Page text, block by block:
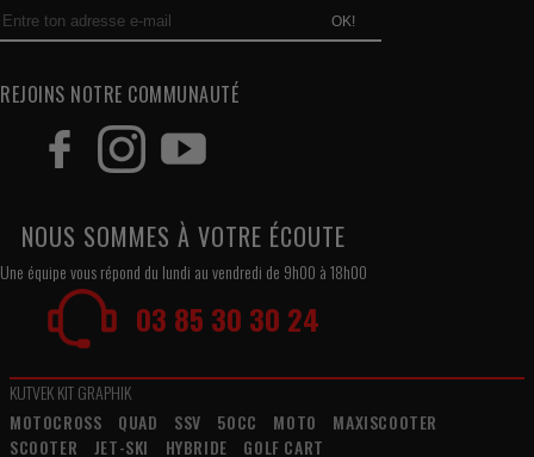
OK!
REJOINS NOTRE COMMUNAUTÉ
NOUS SOMMES À VOTRE ÉCOUTE
Une équipe vous répond du lundi au vendredi de 9h00 à 18h00
03 85 30 30 24
KUTVEK KIT GRAPHIK
MOTOCROSS
QUAD SSV 50CC MOTO
MAXISCOOTER
SCOOTER
JET-SKI HYBRIDE GOLF CART